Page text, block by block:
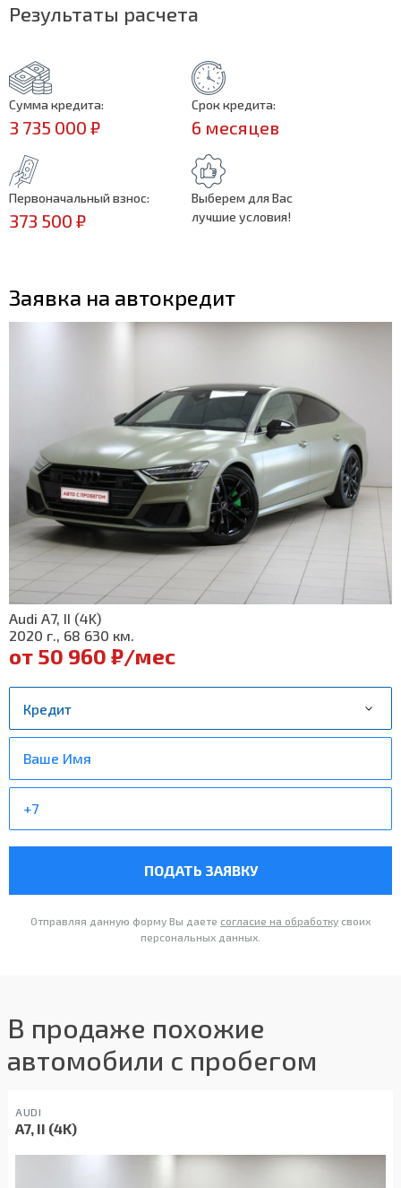
Результаты расчета
Сумма кредита:
3 735 000 ₽
Срок кредита:
6 месяцев
Первоначальный взнос:
373 500 ₽
Выберем для Вас
лучшие условия!
Заявка на автокредит
Audi A7, II (4K)
2020 г., 68 630 км.
от 50 960 ₽/мес
ПОДАТЬ ЗАЯВКУ
Отправляя данную форму Вы даете согласие на обработку своих
персональных данных.
В продаже похожие
автомобили с пробегом
AUDI
A7, II (4K)